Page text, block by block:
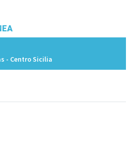
- Centro Sicilia